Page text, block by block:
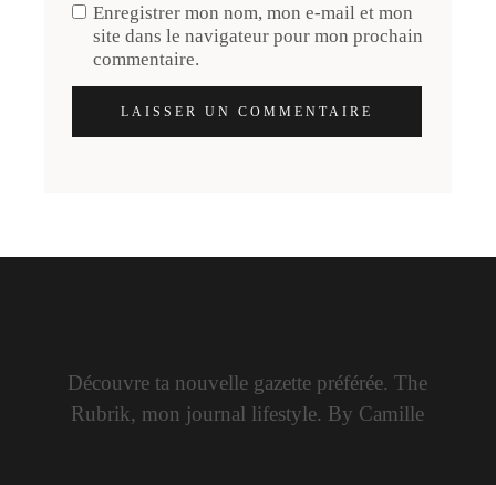
Enregistrer mon nom, mon e-mail et mon
site dans le navigateur pour mon prochain
commentaire.
LAISSER UN COMMENTAIRE
Découvre ta nouvelle gazette préférée. The
Rubrik, mon journal lifestyle. By Camille